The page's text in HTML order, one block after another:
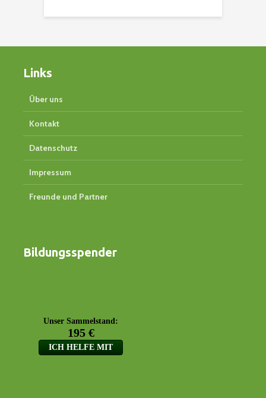
Links
Über uns
Kontakt
Datenschutz
Impressum
Freunde und Partner
Bildungsspender